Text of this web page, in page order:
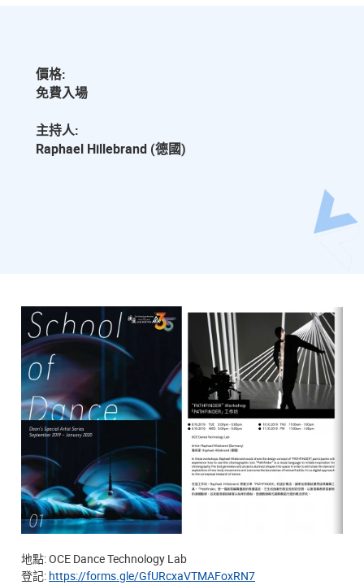
價格:
免費入場
主持人:
Raphael Hillebrand (德國)
地點: OCE Dance Technology Lab
登記: https://forms.gle/GfURcxaVTMAFoxRN7